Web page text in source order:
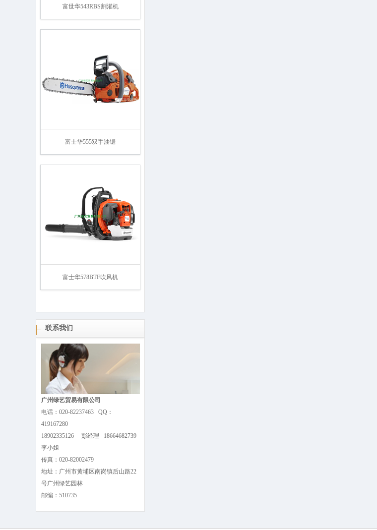
富世华543RBS割灌机
富士华555双手油锯
富士华578BTF吹风机
联系我们
广州绿艺贸易有限公司
电话：020-82237463 QQ：
419167280
18902335126 彭经理 18664682739
李小姐
传真：020-82002479
地址：广州市黄埔区南岗镇后山路22
号广州绿艺园林
邮编：510735